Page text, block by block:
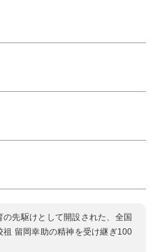
先駆けとして開設された、全国
留岡幸助の精神を受け継ぎ100